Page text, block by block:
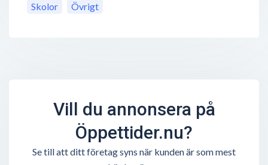
Skolor
Övrigt
Vill du annonsera på
Öppettider.nu?
Se till att ditt företag syns när kunden är som mest